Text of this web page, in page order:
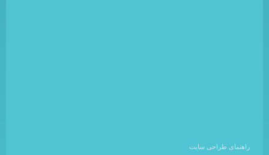
راهنمای طراحی سایت